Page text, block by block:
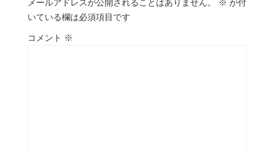
メールアドレスが公開されることはありません。 ※ が付
いている欄は必須項目です
コメント ※